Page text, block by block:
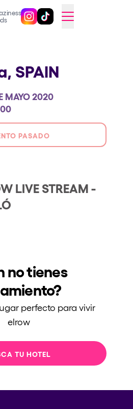
Sigue @elrowofficial en
Sigue @elrowofficial en
SWITCH TO ENGLISH
2026
con nosotros?
SPAIN
MAYO 2020
PASADO
LIVE STREAM -
no tienes
perfecto para vivir
elrow
TU HOTEL